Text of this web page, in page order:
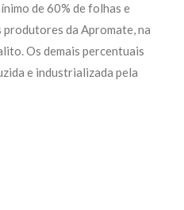
de 60% de folhas e
da Apromate, na
Os demais percentuais
e industrializada pela